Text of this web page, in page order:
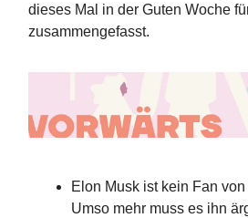
dieses Mal in der Guten Woche
zusammengefasst.
Elon Musk ist kein Fan
Umso mehr muss es ihn